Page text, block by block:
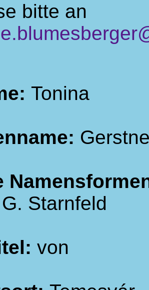
bitte an
Tonina
Starnfeld
von